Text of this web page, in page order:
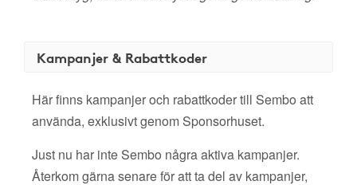
Kampanjer & Rabattkoder
Här finns kampanjer och rabattkoder till Sembo att
använda, exklusivt genom Sponsorhuset.
Just nu har inte Sembo några aktiva kampanjer.
Återkom gärna senare för att ta del av kampanjer,